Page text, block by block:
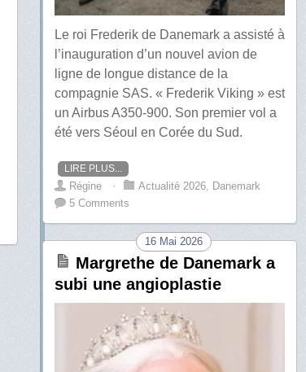
Le roi Frederik de Danemark a assisté à
l’inauguration d’un nouvel avion de
ligne de longue distance de la
compagnie SAS. « Frederik Viking » est
un Airbus A350-900. Son premier vol a
été vers Séoul en Corée du Sud.
LIRE PLUS...
Régine ⋅ Actualité 2026, Danemark
5 Comments
16 Mai 2026
Margrethe de Danemark a
subi une angioplastie